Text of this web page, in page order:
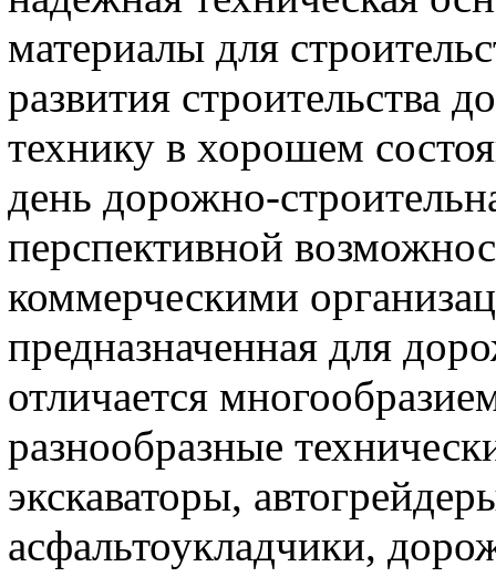
материалы для
развития строительства
технику в хорошем
день дорожно-
перспективной
коммерческими
предназначенная для
отличается
разнообразные
экскаваторы,
асфальтоукладчики,